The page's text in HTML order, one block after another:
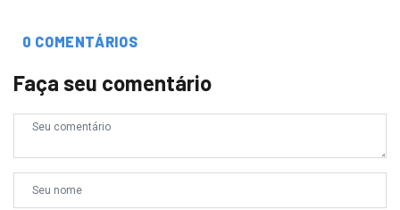
0 COMENTÁRIOS
Faça seu comentário